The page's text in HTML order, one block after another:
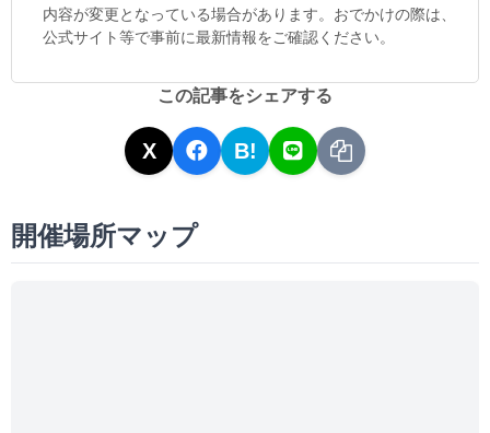
内容が変更となっている場合があります。おでかけの際は、
公式サイト等で事前に最新情報をご確認ください。
この記事をシェアする
X B!
開催場所マップ